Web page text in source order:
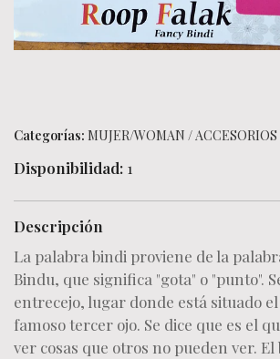
Categorías: MUJER/WOMAN /ACCESORIOS
Disponibilidad: 1
Descripción
La palabra bindi proviene de la
Bindu, que significa "gota" o "punto".
entrecejo, lugar donde está situado
famoso tercer ojo. Se dice que es el
ver cosas que otros no pueden ver. El